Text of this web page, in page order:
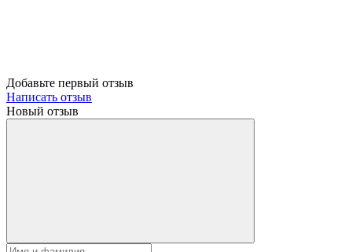
Добавьте первый отзыв
Написать отзыв
Новый отзыв